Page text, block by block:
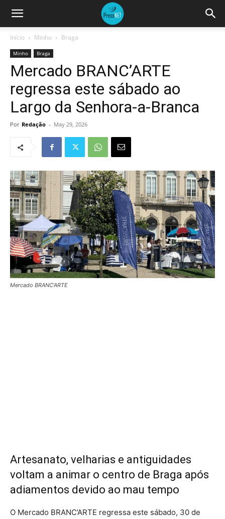
Início Minho Braga
Minho Braga
Mercado BRANC’ARTE
regressa este sábado ao
Largo da Senhora-a-Branca
Por Redação - May 29, 2026
Mercado BRANC’ARTE
Artesanato, velharias e antiguidades
voltam a animar o centro de Braga após
adiamentos devido ao mau tempo
O Mercado BRANC’ARTE regressa este sábado, 30 de